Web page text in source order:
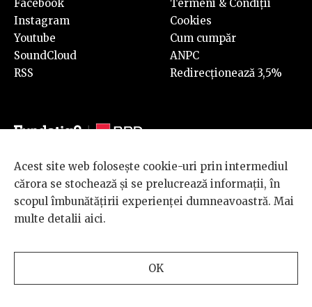
Facebook
Instagram
Youtube
SoundCloud
RSS
Termeni & Condiții
Cookies
Cum cumpăr
ANPC
Redirecționează 3,5%
© 2026 BRD Groupe Société Générale, toate drepturile rezervate.
Scena 9 este un proiect sustinut de
BRD GROUPE SOCIÉTÉ
GÉNÉRALE
Acest site web folosește cookie-uri prin intermediul
cărora se stochează și se prelucrează informații, în
scopul îmbunătățirii experienței dumneavoastră. Mai
multe detalii aici.
OK